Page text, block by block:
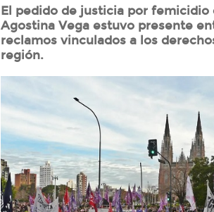
El pedido de justicia por
Agostina Vega estuvo presente
reclamos vinculados a los
región.